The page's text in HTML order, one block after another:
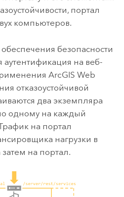
портал
компьютеров.
безопасности
аутентификация на веб-
ArcGIS Web
отказоустойчивой
два экземпляра
одному на каждый
на портал
нагрузки в
затем на портал.